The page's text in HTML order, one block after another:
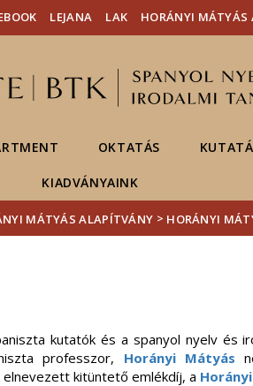
Hírek
Események
ELTE a
LEJANA LAK HORÁNYI MÁTYÁS
OKTATÁS
KIADVÁNYAINK
MÁTYÁS ALAPÍTVÁNY > HORÁNYI
kutatók és a spanyol nyelv és
professzor, Horányi Mátyás
kitüntető emlékdíj, a